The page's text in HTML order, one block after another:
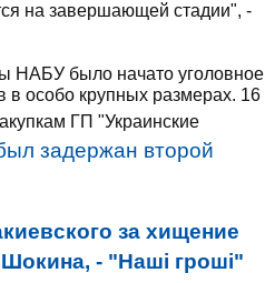
на завершающей стадии", -
НАБУ было начато уголовное
в особо крупных размерах. 16
ГП "Украинские
задержан второй
за хищение
Шокина, - "Наші гроші"